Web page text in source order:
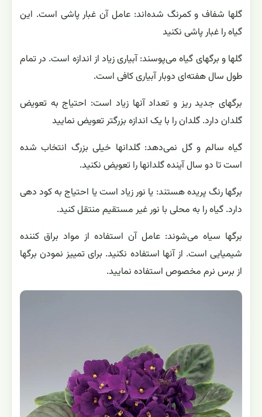
گلها شفاف و کمرنگ شده‌اند: عامل آن غبار پاشی است. این
گیاه را غبار پاشی نکنید
گلها و برگهای گیاه می‌پوسند: آبیاری زیاد از اندازه است. در تمام
طول سال هفته‌ای دوبار آبیاری کافی است.
برگهای جدید ریز و تعداد آنها زیاد است: احتیاج به تعویض
گلدان دارد. گلدان را با یک اندازه بزرگتر تعویض نمایید
گیاه سالم و گل نمی‌دهد: گلدانها خیلی بزرگ انتخاب شده
است تا دو سال آینده گلدانها را تعویض نکنید.
برگها رنگ پریده هستند: یا نور زیاد است یا احتیاج به کود دهی
دارد. گیاه را به محلی با نور غیر مستقیم منتقل کنید.
برگها سیاه می‌شوند: عامل آن استفاده از مواد براق کننده
شیمیایی است. از آنها استفاده نکنید. برای تمییز نمودن برگها
از برس نرم مخصوص استفاده نمایید.